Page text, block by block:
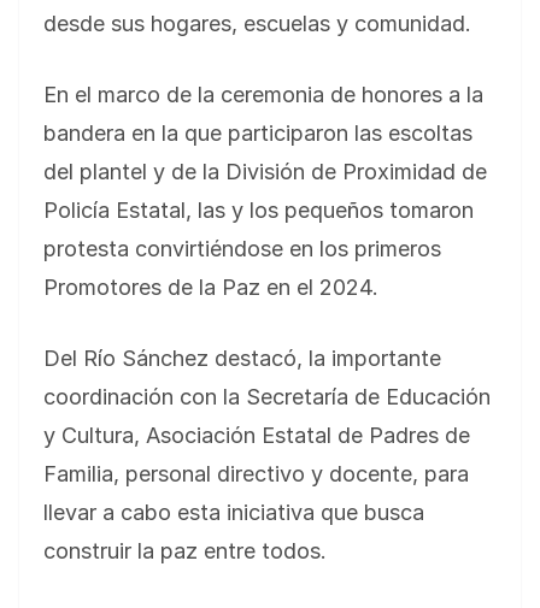
desde sus hogares, escuelas y comunidad.
En el marco de la ceremonia de honores a la
bandera en la que participaron las escoltas
del plantel y de la División de Proximidad de
Policía Estatal, las y los pequeños tomaron
protesta convirtiéndose en los primeros
Promotores de la Paz en el 2024.
Del Río Sánchez destacó, la importante
coordinación con la Secretaría de Educación
y Cultura, Asociación Estatal de Padres de
Familia, personal directivo y docente, para
llevar a cabo esta iniciativa que busca
construir la paz entre todos.